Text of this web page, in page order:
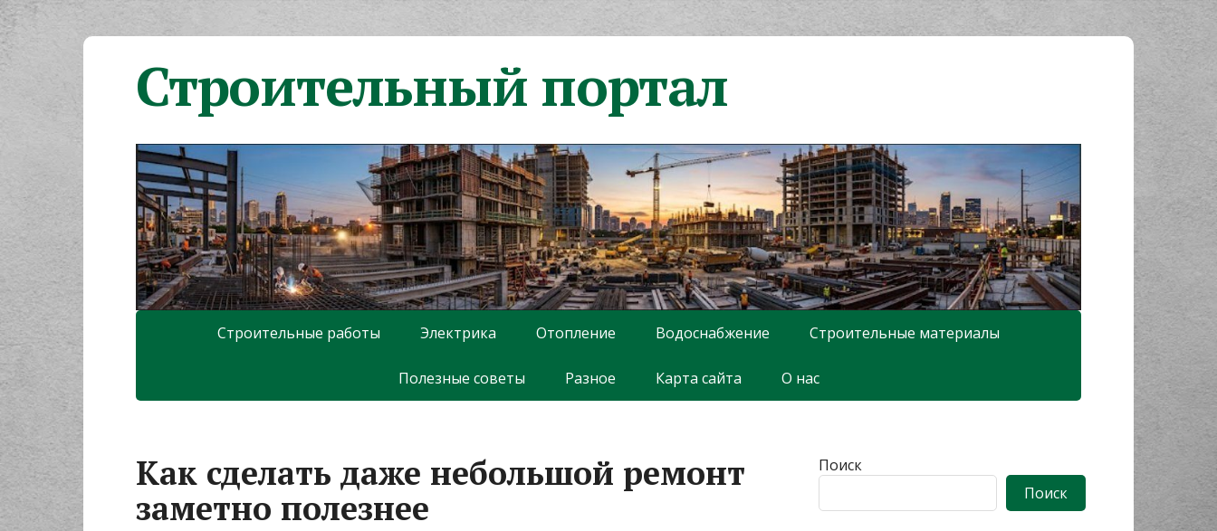
Строительный портал
Строительные работы Электрика Отопление Водоснабжение Строительные материалы
Полезные советы Разное Карта сайта О нас
Как сделать даже небольшой ремонт
заметно полезнее
Поиск
Поиск